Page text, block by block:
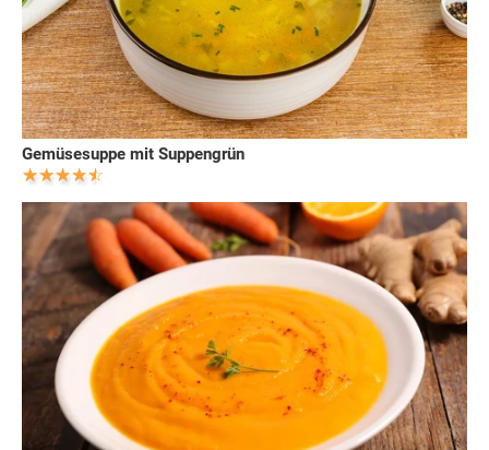
Gemüsesuppe mit Suppengrün